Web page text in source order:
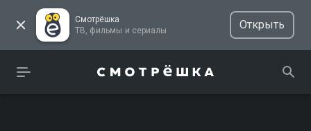
Смотрёшка
ТВ, фильмы и сериалы
Открыть